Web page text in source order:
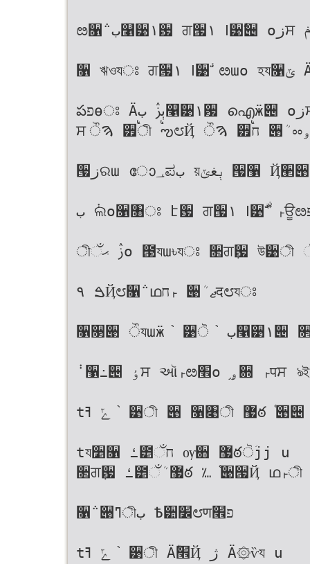
ೞ૑݅ ب௡੹۱਷ ਗ੗۱ ߊ੹ࣗ੄ оزਸ ݥ୶ח ѱ ৔ ղః
૑ ঋওযਃ ਗ੗۱ ߊ੹ࣗ ೞաо হয૑ݶ Ӓ݅ఀ تਸ ޅ ߥ
పפөਃ Ӓېࢲ ب௡੹۱਷ ഐӝ੄ оزਸ ֙ ؊ ט۰ ઴ Ѫ
ਸ ੌࠄ ੿ࠗী ࠗఌ೮Ҋ ੌࠄ ੿ࠗח ੉ܳ ೲۅ೧ ઱঻যਃ
੗زରա ോ؀ಪب য়ېغݶ ੗઱ Ҋ੢੉ աਃ ਗ੗۱ ߊ੹ࣗ
ب ݃ଲо૑৘ਃ է਷ ਗ੗۱ ߊ੹ࣗܳ ҅ࣘ ࢎਊೞ׮ ࠁפ ҔҔ
ীࢲ ޙઁо ౓যա৳যਃ ૒ਗٜ਷ উ੹ী ޙઁо ੓׮Ҋ ࣻର
۹ ࠁҊ೮૑݅ ഥࢎח ੉ܳ ޖद೮যਃ
૑૓੉ ੌযաӝ ֙ ੹ੋ ֙ ب௡੹۱੄ ૒ਗٜ਷ റ௢द
݃ ઱߸੄ ٶਸ ઑࢎೞ׮о ֥ۄ਍ ࢎपਸ ঌইչযਃ
tݻ ߔ ֙ ੹ী ੉ ૑৉ী ޷ఠ ֫੉੄ ೧ੌ੉ ੓঻ҳա u
tয૵૑ ߑ౵ઁח ѹ਋ ޷ఠੋؘjj u
૒ਗٜ਷ ߑ౵ઁܳ ޷ఠ ؊ ֫੉੗Ҋ ഥࢎী ੄Ѽਸ չযਃ ೞ
૑݅ ੉ߣীب Ѣ੺׼೮णפ׮
tݻ ߔ ֙ ੹ী Ӓۗ׮Ҋ ژ Ӓ۞ѷয u